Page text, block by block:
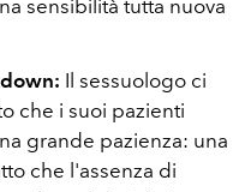
sensibilità tutta nuova
Il sessuologo ci
che i suoi pazienti
grande pazienza: una
che l'assenza di